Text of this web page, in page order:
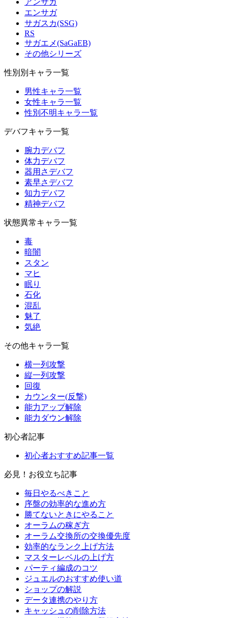
アンサガ
エンサガ
サガスカ(SSG)
RS
サガエメ(SaGaEB)
その他シリーズ
性別別キャラ一覧
男性キャラ一覧
女性キャラ一覧
性別不明キャラ一覧
デバフキャラ一覧
腕力デバフ
体力デバフ
器用さデバフ
素早さデバフ
知力デバフ
精神デバフ
状態異常キャラ一覧
毒
暗闇
スタン
マヒ
眠り
石化
混乱
魅了
気絶
その他キャラ一覧
横一列攻撃
縦一列攻撃
回復
カウンター(反撃)
能力アップ解除
能力ダウン解除
初心者記事
初心者おすすめ記事一覧
必見！お役立ち記事
毎日やるべきこと
序盤の効率的な進め方
勝てないときにやること
オーラムの稼ぎ方
オーラム交換所の交換優先度
効率的なランク上げ方法
マスターレベルの上げ方
パーティ編成のコツ
ジュエルのおすすめ使い道
ショップの解説
データ連携のやり方
キャッシュの削除方法